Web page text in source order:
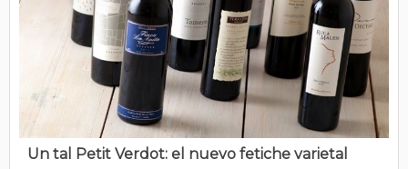
Un tal Petit Verdot: el nuevo fetiche varietal